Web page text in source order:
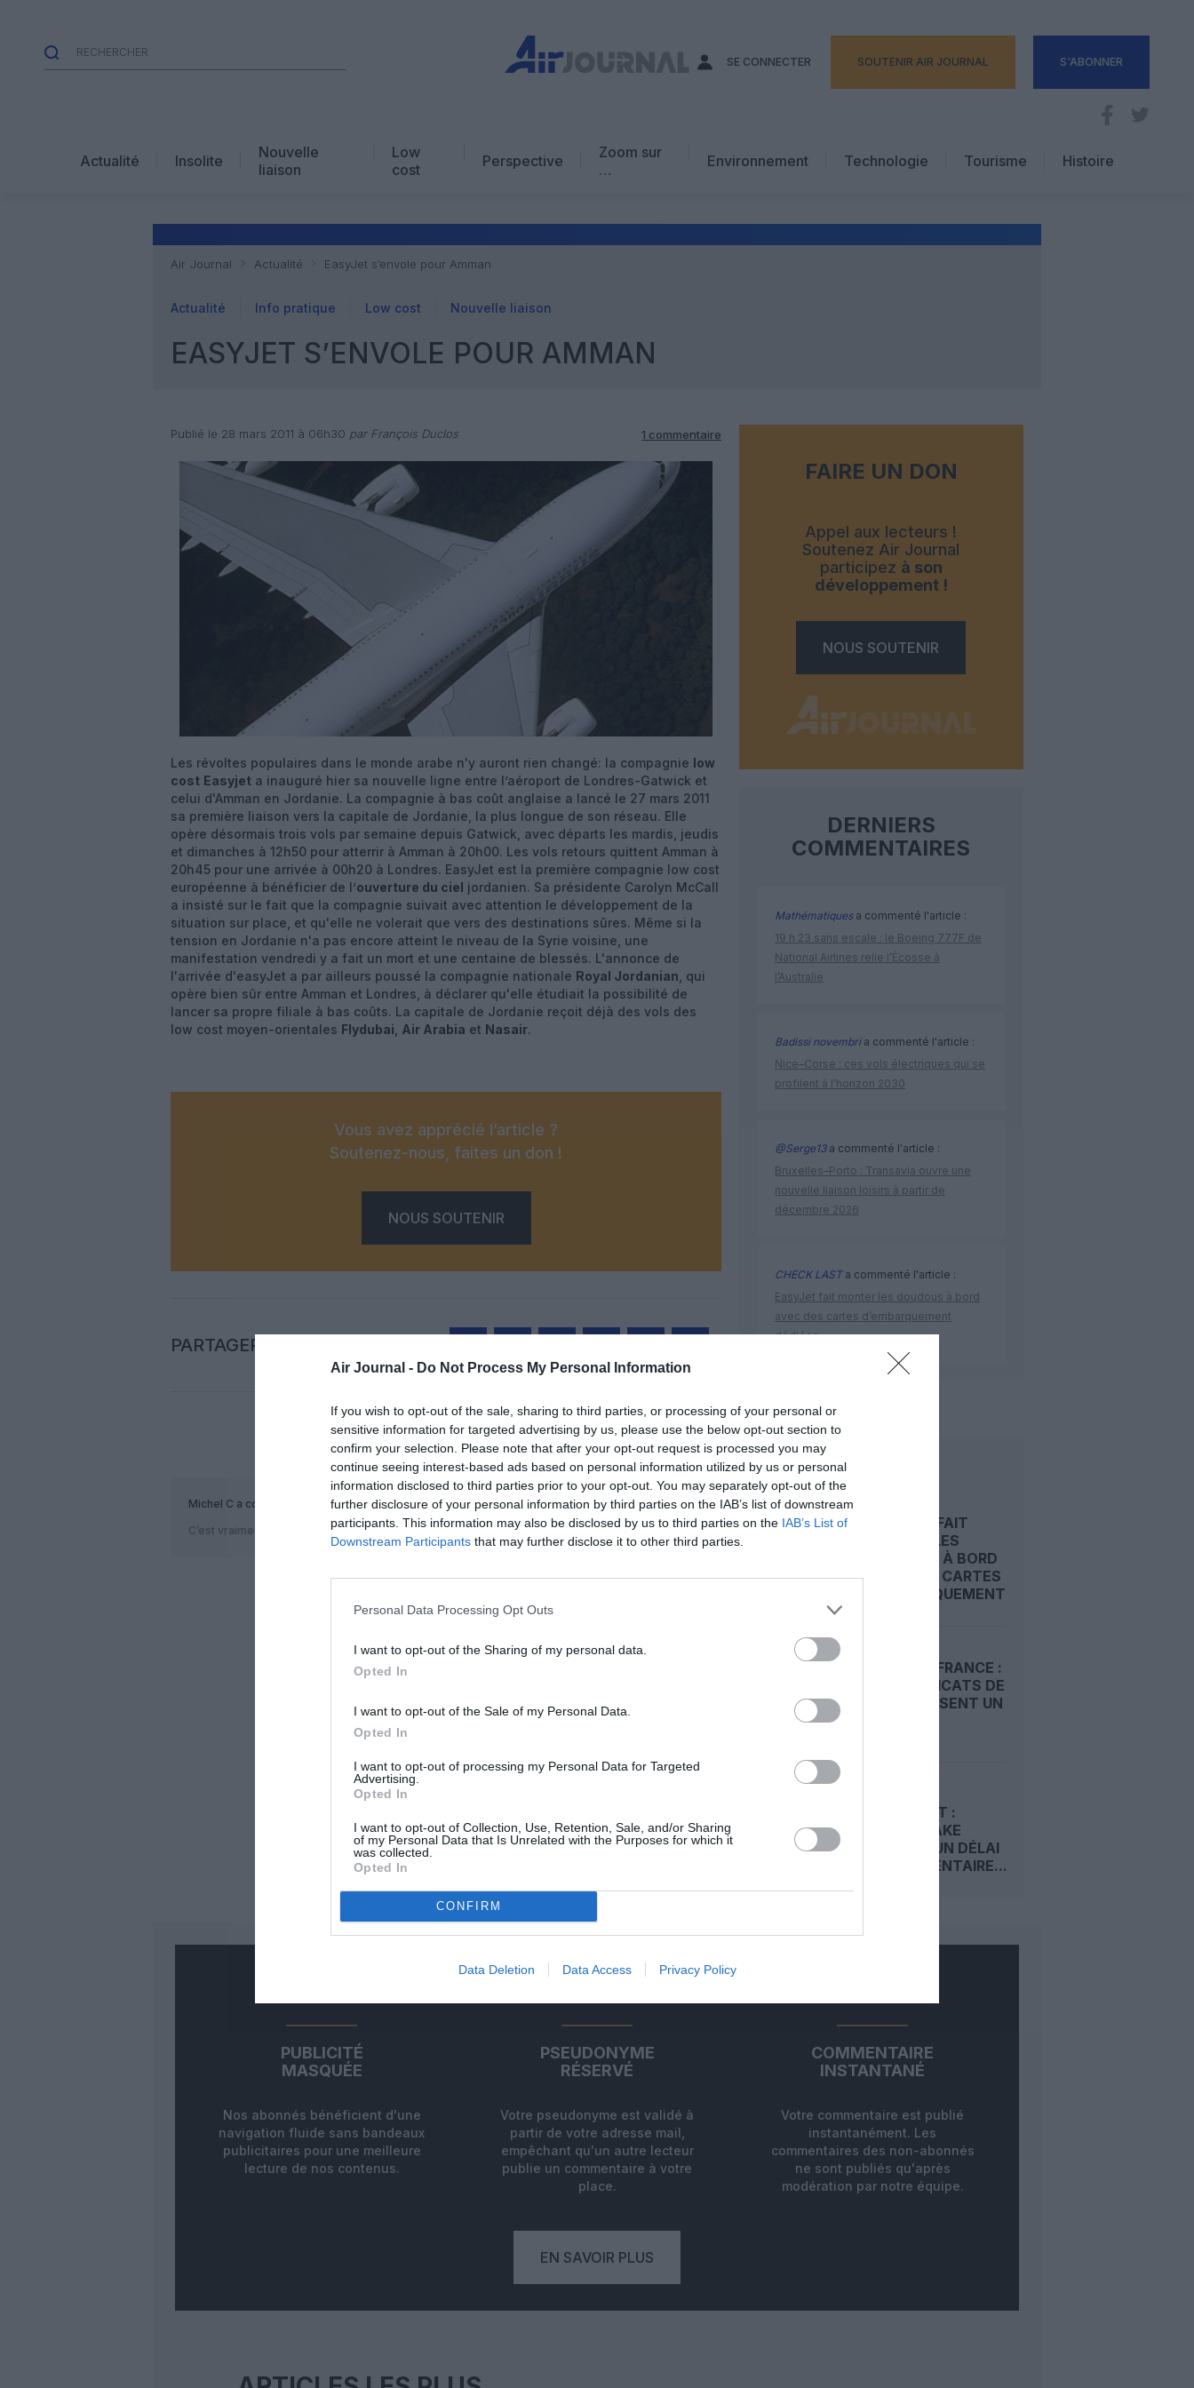
Air Journal - Do Not Process My Personal Information
If you wish to opt-out of the sale, sharing to third parties, or processing of your personal or
sensitive information for targeted advertising by us, please use the below opt-out section to
confirm your selection. Please note that after your opt-out request is processed you may
continue seeing interest-based ads based on personal information utilized by us or personal
information disclosed to third parties prior to your opt-out. You may separately opt-out of the
further disclosure of your personal information by third parties on the IAB’s list of downstream
participants. This information may also be disclosed by us to third parties on the IAB’s List of
Downstream Participants that may further disclose it to other third parties.
Personal Data Processing Opt Outs
I want to opt-out of the Sharing of my personal data.
Opted In
I want to opt-out of the Sale of my Personal Data.
Opted In
I want to opt-out of processing my Personal Data for Targeted
Advertising.
Opted In
I want to opt-out of Collection, Use, Retention, Sale, and/or Sharing
of my Personal Data that Is Unrelated with the Purposes for which it
was collected.
Opted In
CONFIRM
Data Deletion Data Access Privacy Policy
SE CONNECTER SOUTENIR AIR JOURNAL S'ABONNER
Actualité Insolite
Nouvelle
liaison
Low
cost
Perspective
Zoom sur
…
Environnement Technologie
Tourisme
Hôtellerie
Histoire
Air Journal Actualité EasyJet s’envole pour Amman
Actualité Info pratique Low cost Nouvelle liaison
EASYJET S’ENVOLE POUR AMMAN
Publié le 28 mars 2011 à 06h30 par François Duclos 1 commentaire
Les révoltes populaires dans le monde arabe n'y auront rien changé: la compagnie low
cost Easyjet a inauguré hier sa nouvelle ligne entre l’aéroport de Londres-Gatwick et
celui d'Amman en Jordanie. La compagnie à bas coût anglaise a lancé le 27 mars 2011
sa première liaison vers la capitale de Jordanie, la plus longue de son réseau. Elle
opère désormais trois vols par semaine depuis Gatwick, avec départs les mardis, jeudis
et dimanches à 12h50 pour atterrir à Amman à 20h00. Les vols retours quittent Amman à
20h45 pour une arrivée à 00h20 à Londres. EasyJet est la première compagnie low cost
européenne à bénéficier de l’ouverture du ciel jordanien. Sa présidente Carolyn McCall
a insisté sur le fait que la compagnie suivait avec attention le développement de la
situation sur place, et qu'elle ne volerait que vers des destinations sûres. Même si la
tension en Jordanie n'a pas encore atteint le niveau de la Syrie voisine, une
manifestation vendredi y a fait un mort et une centaine de blessés. L'annonce de
l'arrivée d'easyJet a par ailleurs poussé la compagnie nationale Royal Jordanian , qui
opère bien sûr entre Amman et Londres, à déclarer qu'elle étudiait la possibilité de
lancer sa propre filiale à bas coûts. La capitale de Jordanie reçoit déjà des vols des
low cost moyen-orientales Flydubai Air Arabia et Nasair.
Vous avez apprécié l’article ?
Soutenez-nous, faites un don !
NOUS SOUTENIR
PARTAGER L'ARTICLE
COMMENTAIRE(S)
Michel C a commenté :
28 mars 2011 - 19 h 31 min
C’est vraiment le bon moment pour ouvrir une ligne vers la Jordanie ?
RÉPONDRE
LAISSER UN COMMENTAIRE
FAIRE UN DON
Appel aux lecteurs !
Soutenez Air Journal
participez à son
développement !
NOUS SOUTENIR
DERNIERS
COMMENTAIRES
Mathématiquesa commenté l'article :
19 h 23 sans escale : le Boeing 777F de
National Airlines relie l’Écosse à
l’Australie
Badissi novembria commenté l'article :
Nice–Corse : ces vols électriques qui se
profilent à l’horizon 2030
@Serge13a commenté l'article :
Bruxelles–Porto : Transavia ouvre une
nouvelle liaison loisirs à partir de
décembre 2026
CHECK LASTa commenté l'article :
EasyJet fait monter les doudous à bord
avec des cartes d’embarquement
dédiées
easyjet
LIRE AUSSI
EASYJET FAIT
MONTER LES
DOUDOUS À BORD
AVEC DES CARTES
D’EMBARQUEMENT...
EASYJET FRANCE :
LES SYNDICATS DE
PNC DÉPOSENT UN
D’EASYJET :
CASTLELAKE
OBTIENT UN DÉLAI
SUPPLÉMENTAIRE...
ABONNEMENT
PUBLICITÉ
MASQUÉE
Nos abonnés bénéficient d'une
navigation fluide sans bandeaux
publicitaires pour une meilleure
lecture de nos contenus.
PSEUDONYME
RÉSERVÉ
Votre pseudonyme est validé à
partir de votre adresse mail,
empêchant qu'un autre lecteur
publie un commentaire à votre
place.
COMMENTAIRE
INSTANTANÉ
Votre commentaire est publié
instantanément. Les
commentaires des non-abonnés
ne sont publiés qu'après
modération par notre équipe.
EN SAVOIR PLUS